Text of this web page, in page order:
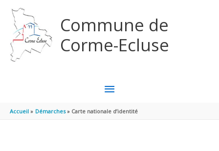
Commune de
Corme-Ecluse
MENU
PRINCIPAL
Accueil Démarches Carte nationale d’identité